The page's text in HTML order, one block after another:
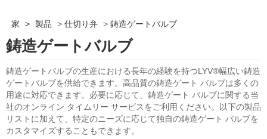
家 > 製品 > 仕切り弁 > 鋳造ゲートバルブ
鋳造ゲートバルブ
鋳造ゲートバルブの生産における長年の経験を持つLYV®幅広い鋳造
ゲートバルブを供給できます。高品質の鋳造ゲート バルブは多くの
用途に対応できます。必要に応じて、鋳造ゲート バルブに関する当
社のオンライン タイムリー サービスをご利用ください。以下の製品
リストに加えて、特定のニーズに応じて独自の鋳造ゲート バルブを
カスタマイズすることもできます。